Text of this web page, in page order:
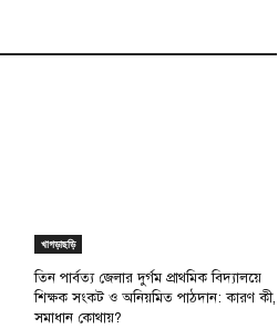
খাগড়াছড়ি
তিন পার্বত্য জেলার দুর্গম প্রাথমিক বিদ্যালয়ে
শিক্ষক সংকট ও অনিয়মিত পাঠদান: কারণ কী,
সমাধান কোথায়?